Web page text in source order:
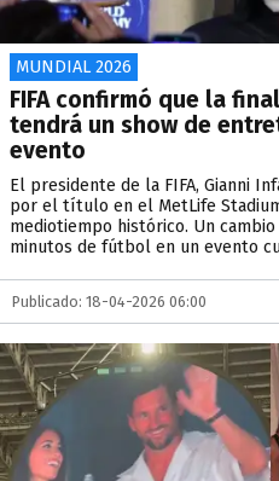
MUNDIAL 2026
FIFA confirmó que la
tendrá un show de
evento
El presidente de la FIFA, Gianni
por el título en el MetLife
mediotiempo histórico. Un
minutos de fútbol en un evento
Publicado: 18-04-2026 06:00